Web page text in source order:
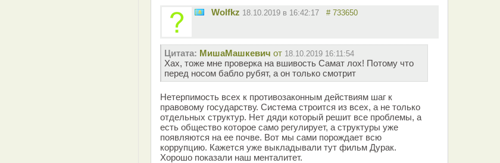
Wolfkz 18.10.2019 в 16:42:17 # 733650
Цитата: MишаМашкевич от 18.10.2019 16:11:54
Хах, тоже мне проверка на вшивость Самат лох! Потому что
перед носом бабло рубят, а он только смотрит
Нетерпимость всех к противозаконным действиям шаг к
правовому государству. Система строится из всех, а не только
отдельных структур. Нет дяди который решит все проблемы, а
есть общество которое само регулирует, а структуры уже
появляются на ее почве. Вот мы сами порождает всю
коррупцию. Кажется уже выкладывали тут фильм Дурак.
Хорошо показали наш менталитет.